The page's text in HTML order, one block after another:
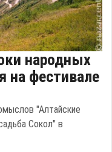
народных
на фестивале
"Алтайские
Сокол" в